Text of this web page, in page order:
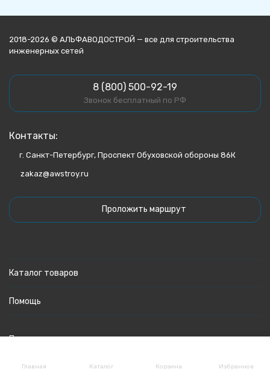
Главная Каталог Корзина Избранное
2018-2026 © АЛЬФАВОДОСТРОЙ — все для строительства
инженерных сетей
8 (800) 500-92-19
Звонок бесплатный по РФ
Контакты:
г. Санкт-Петербург, Проспект Обуховской обороны 86К
zakaz@awstroy.ru
Проложить маршрут
Каталог товаров
Помощь
Политика персональных данных